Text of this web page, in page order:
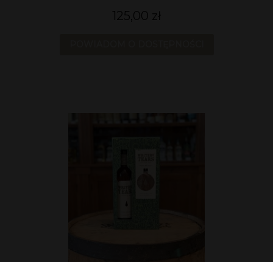
125,00 zł